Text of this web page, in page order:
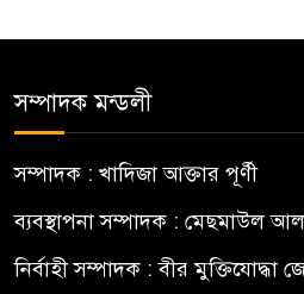
সম্পাদক মন্ডলী
সম্পাদক : খাদিজা আক্তার পূর্ণী
ব্যবস্থাপনা সম্পাদক : মেছমাউল
নির্বাহী সম্পাদক : বীর মুক্তিযোদ্ধা